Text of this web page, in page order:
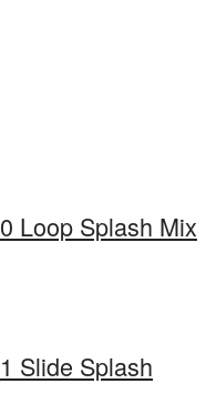
Loop Splash Mix
Slide Splash